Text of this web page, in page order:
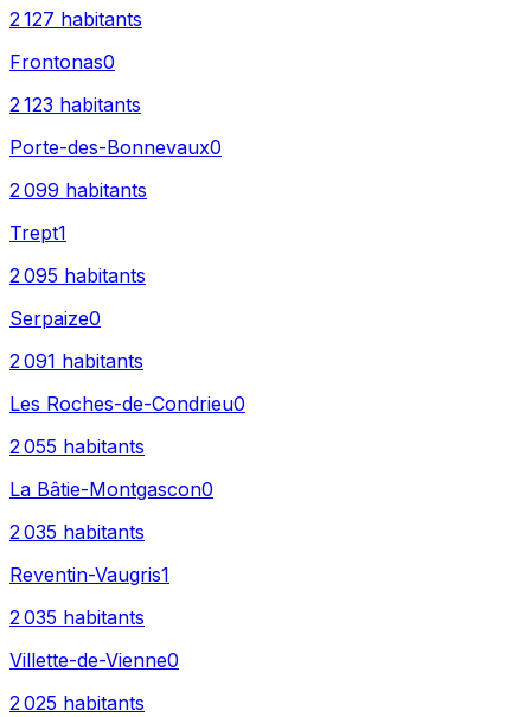
2 127 habitants
Frontonas0
2 123 habitants
Porte-des-Bonnevaux0
2 099 habitants
Trept1
2 095 habitants
Serpaize0
2 091 habitants
Les Roches-de-Condrieu0
2 055 habitants
La Bâtie-Montgascon0
2 035 habitants
Reventin-Vaugris1
2 035 habitants
Villette-de-Vienne0
2 025 habitants